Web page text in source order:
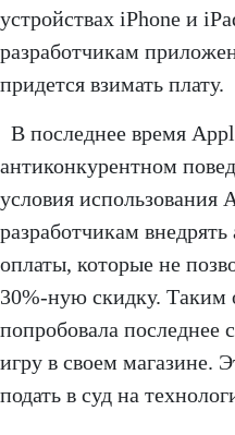
устройствах iPhone и
разработчикам
придется взимать плату.
В последнее время
антиконкурентном
условия использования
разработчикам
оплаты, которые не
30%-ную скидку. Таким
попробовала последнее с
игру в своем магазине.
подать в суд на